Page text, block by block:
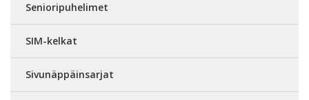
Senioripuhelimet
SIM-kelkat
Sivunäppäinsarjat